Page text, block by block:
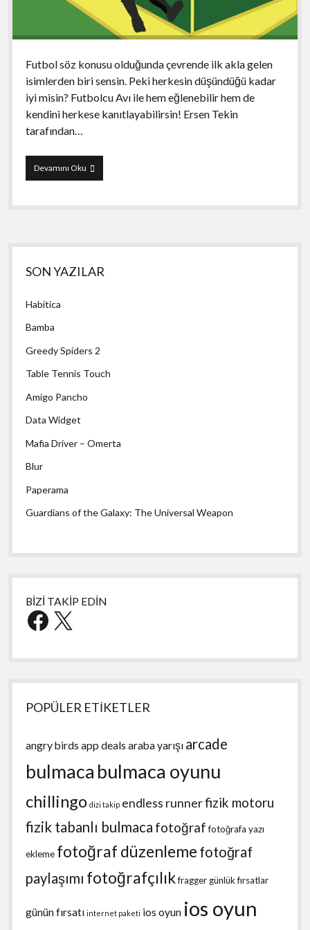
Futbol söz konusu olduğunda çevrende ilk akla gelen
isimlerden biri sensin. Peki herkesin düşündüğü kadar
iyi misin? Futbolcu Avı ile hem eğlenebilir hem de
kendini herkese kanıtlayabilirsin! Ersen Tekin
tarafından…
Devamını OkuFutbolcu
Avı
Yan
Menü
SON YAZILAR
Habitica
Bamba
Greedy Spiders 2
Table Tennis Touch
Amigo Pancho
Data Widget
Mafia Driver – Omerta
Blur
Paperama
Guardians of the Galaxy: The Universal Weapon
BİZİ TAKİP EDİN
Facebook
X
POPÜLER ETİKETLER
angry birds app deals araba yarışı arcade
bulmaca bulmaca oyunu
chillingo dizi takip endless runnerfizik motoru
fizik tabanlı bulmaca fotoğraf fotoğrafa yazı
ekleme fotoğraf düzenleme fotoğraf
paylaşımı fotoğrafçılıkfraggergünlük fırsatlar
günün fırsatı internet paketi ios oyun ios oyun